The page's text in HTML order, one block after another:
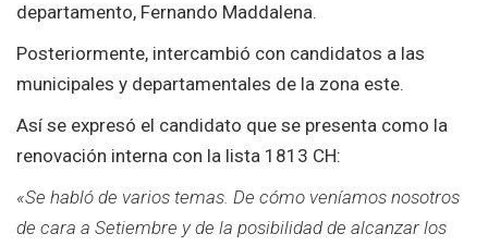
departamento, Fernando Maddalena.
Posteriormente, intercambió con candidatos a las
municipales y departamentales de la zona este.
Así se expresó el candidato que se presenta como la
renovación interna con la lista 1813 CH:
«Se habló de varios temas. De cómo veníamos nosotros
de cara a Setiembre y de la posibilidad de alcanzar los